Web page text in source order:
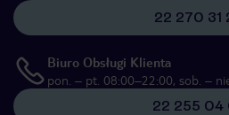
22 270 31
Biuro Obsługi Klienta
pon. – pt. 08:00–22:00, sob. –
22 255 04